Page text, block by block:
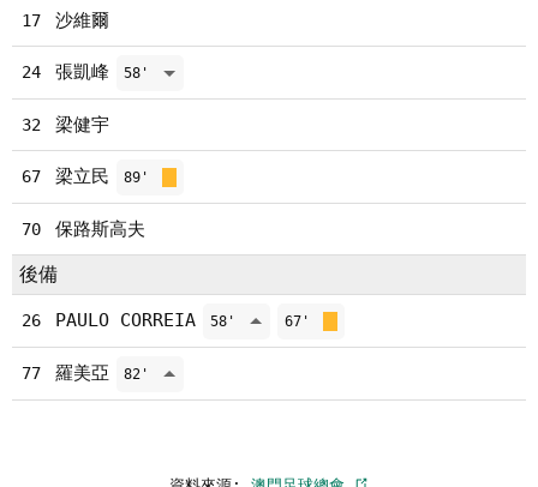
17 沙維爾
24 張凱峰 58'
32 梁健宇
67 梁立民 89'
70 保路斯高夫
後備
26 PAULO CORREIA 58' 67'
77 羅美亞 82'